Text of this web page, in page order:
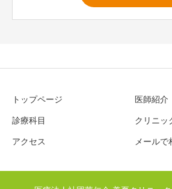
トップページ 医師紹介
診療科目 クリニッ
アクセス メールで